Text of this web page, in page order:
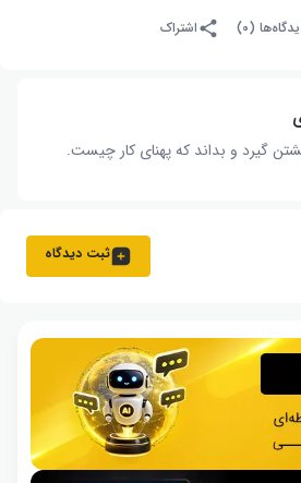
(۰) اشتراک
گیرد و بداند که پهنای کار چیست‌.
ثبت دیدگاه